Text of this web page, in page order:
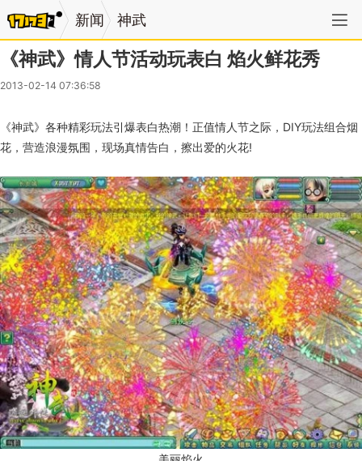
新闻 神武
《神武》情人节活动玩表白 焰火鲜花秀
2013-02-14 07:36:58
《神武》各种精彩玩法引爆表白热潮！正值情人节之际，DIY玩法组合烟
花，营造浪漫氛围，现场真情告白，擦出爱的火花!